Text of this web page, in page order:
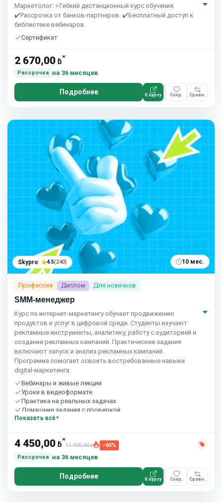
Маркетолог: ⭐Гибкий дистанционный курс обучения.
✔️Рассрочка от банков-партнеров. ✔️Бесплатный доступ к
библиотеке вебинаров.
Сертификат
2 670,00 ƃ*
Рассрочка на 36 месяцев
Подробнее К курсу Сохр. Сравн.
Skypro 4.5(240) 10 мес.
Профессия Диплом Для новичков
SMM-менеджер
Курс по интернет‑маркетингу обучает продвижению
продуктов и услуг в цифровой среде. Студенты изучают
рекламные инструменты, аналитику, работу с аудиторией и
создание рекламных кампаний. Практические задания
включают запуск и анализ рекламных кампаний.
Программа помогает освоить востребованные навыки
digital‑маркетинга.
Вебинары и живые лекции
Уроки в видеоформате
Практика на реальных задачах
Домашние задания с проверкой
Сообщество студентов
Показать всё
4 450,00 ƃ*
11 900,00ƃ
−63%
Рассрочка
на 36 месяцев
Подробнее К курсу Сохр. Сравн.